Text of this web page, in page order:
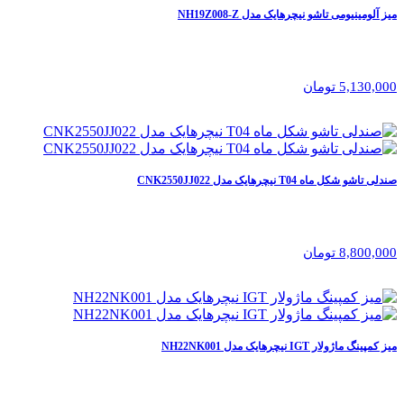
میز آلومینیومی تاشو نیچرهایک مدل NH19Z008-Z
5,130,000 تومان
صندلی تاشو شکل ماه T04 نیچرهایک مدل CNK2550JJ022
8,800,000 تومان
میز کمپینگ ماژولار IGT نیچرهایک مدل NH22NK001